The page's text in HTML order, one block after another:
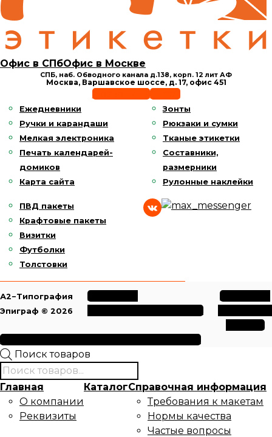
Офис в СПбОфис в Москве
СПБ, наб. Обводного канала д.138, корп. 12 лит АФ
Москва, Варшавское шоссе, д. 17, офис 451
Позвонить E-mail
Ежедневники
Ручки и карандаши
Мелкая электроника
Печать календарей-
домиков
Карта сайта
ПВД пакеты
Крафтовые пакеты
Визитки
Футболки
Толстовки
Зонты
Рюкзаки и сумки
Тканые этикетки
Составники,
размерники
Рулонные наклейки
А2−Типография
Эпиграф © 2026
Политика
конфиденциальности
Политика
данных
Условия использования файлов cookie
Поиск товаров
Главная
О компании
Реквизиты
КаталогСправочная информация
Требования к макетам
Нормы качества
Частые вопросы